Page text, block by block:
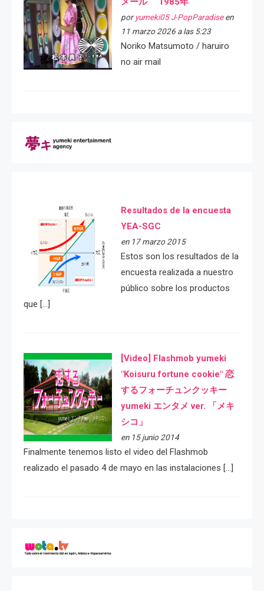
por yumeki05 J-PopParadiseen
11 marzo 2026 a las 5:23
Noriko Matsumoto / haruiro
no air mail
Resultados de la encuesta
YEA-SGC
en 17 marzo 2015
Estos son los resultados de la
encuesta realizada a nuestro
público sobre los productos
que […]
[Video] Flashmob yumeki
"Koisuru fortune cookie" 恋
するフォーチュンクッキー
yumeki エンタメ ver. 「メキ
シコ」
en 15 junio 2014
Finalmente tenemos listo el video del Flashmob
realizado el pasado 4 de mayo en las instalaciones […]